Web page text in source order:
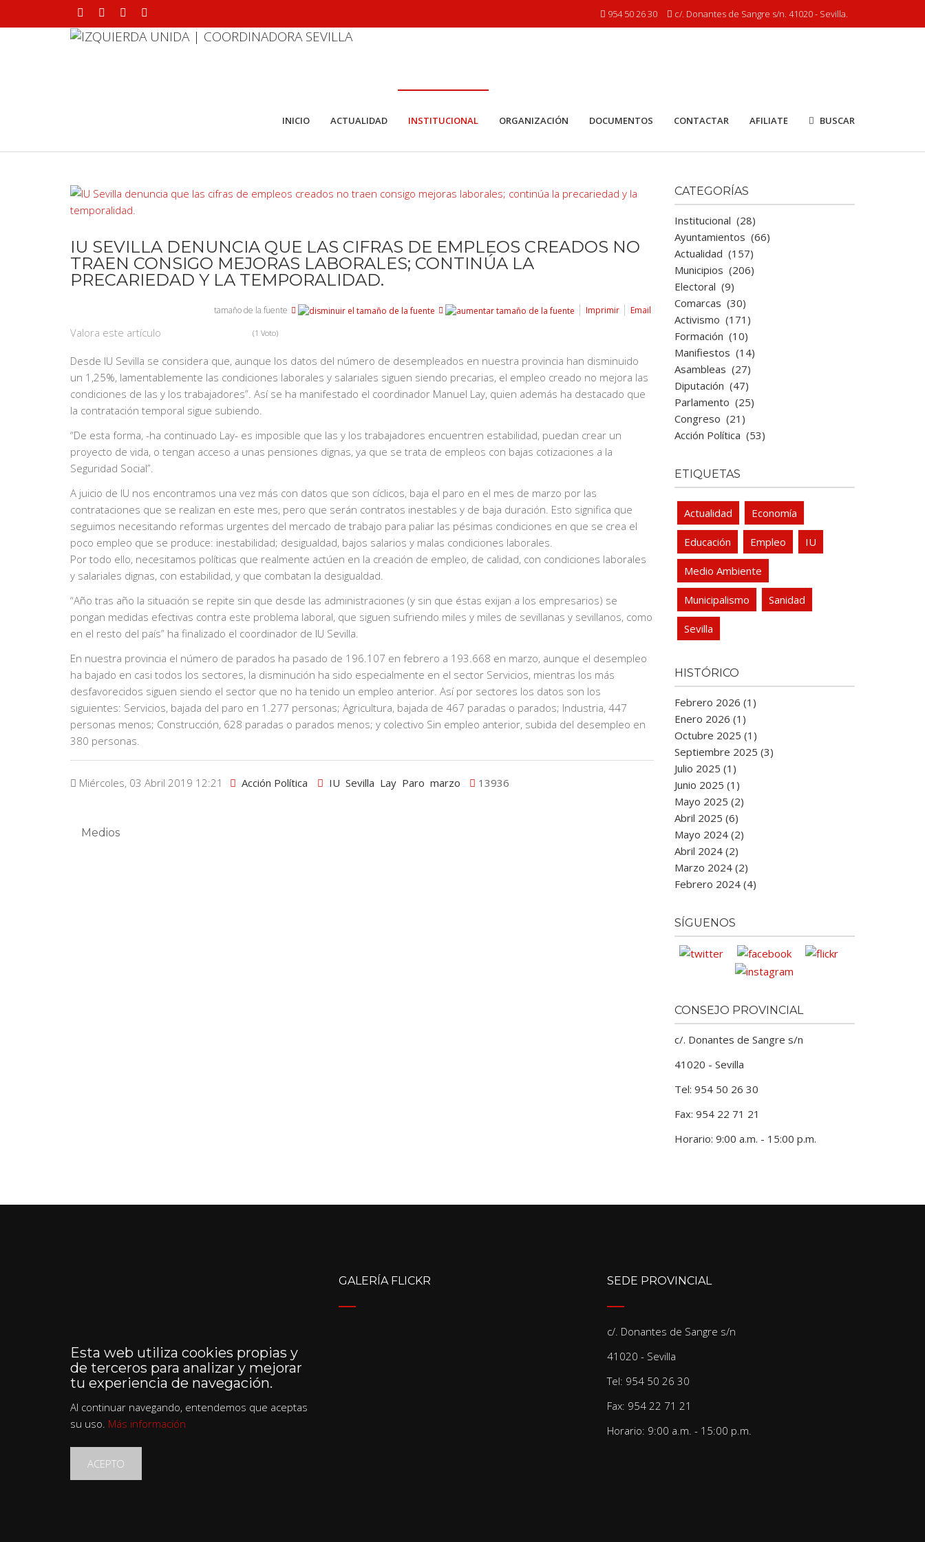
954 50 26 30 c/. Donantes de Sangre s/n. 41020 - Sevilla.
INICIO ACTUALIDAD INSTITUCIONAL ORGANIZACIÓN DOCUMENTOS CONTACTAR AFILIATE BUSCAR
IU SEVILLA DENUNCIA QUE LAS CIFRAS DE EMPLEOS CREADOS NO
TRAEN CONSIGO MEJORAS LABORALES; CONTINÚA LA
PRECARIEDAD Y LA TEMPORALIDAD.
tamaño de la fuente Imprimir Email
Valora este artículo (1 Voto)
Desde IU Sevilla se considera que, aunque los datos del número de desempleados en nuestra provincia han disminuido
un 1,25%, lamentablemente las condiciones laborales y salariales siguen siendo precarias, el empleo creado no mejora las
condiciones de las y los trabajadores”. Así se ha manifestado el coordinador Manuel Lay, quien además ha destacado que
la contratación temporal sigue subiendo.
“De esta forma, -ha continuado Lay- es imposible que las y los trabajadores encuentren estabilidad, puedan crear un
proyecto de vida, o tengan acceso a unas pensiones dignas, ya que se trata de empleos con bajas cotizaciones a la
Seguridad Social”.
A juicio de IU nos encontramos una vez más con datos que son cíclicos, baja el paro en el mes de marzo por las
contrataciones que se realizan en este mes, pero que serán contratos inestables y de baja duración. Esto significa que
seguimos necesitando reformas urgentes del mercado de trabajo para paliar las pésimas condiciones en que se crea el
poco empleo que se produce: inestabilidad; desigualdad, bajos salarios y malas condiciones laborales.
Por todo ello, necesitamos políticas que realmente actúen en la creación de empleo, de calidad, con condiciones laborales
y salariales dignas, con estabilidad, y que combatan la desigualdad.
“Año tras año la situación se repite sin que desde las administraciones (y sin que éstas exijan a los empresarios) se
pongan medidas efectivas contra este problema laboral, que siguen sufriendo miles y miles de sevillanas y sevillanos, como
en el resto del país” ha finalizado el coordinador de IU Sevilla.
En nuestra provincia el número de parados ha pasado de 196.107 en febrero a 193.668 en marzo, aunque el desempleo
ha bajado en casi todos los sectores, la disminución ha sido especialmente en el sector Servicios, mientras los más
desfavorecidos siguen siendo el sector que no ha tenido un empleo anterior. Así por sectores los datos son los
siguientes: Servicios, bajada del paro en 1.277 personas; Agricultura, bajada de 467 paradas o parados; Industria, 447
personas menos; Construcción, 628 paradas o parados menos; y colectivo Sin empleo anterior, subida del desempleo en
380 personas.
Miércoles, 03 Abril 2019 12:21 Acción Política IU Sevilla Lay Paro marzo 13936
Medios
CATEGORÍAS
Institucional (28)
Ayuntamientos (66)
Actualidad (157)
Municipios (206)
Electoral (9)
Comarcas (30)
Activismo (171)
Formación (10)
Manifiestos (14)
Asambleas (27)
Diputación (47)
Parlamento (25)
Congreso (21)
Acción Política (53)
ETIQUETAS
Actualidad Economía
Educación Empleo IU
Medio Ambiente
Municipalismo Sanidad
Sevilla
HISTÓRICO
Febrero 2026 (1)
Enero 2026 (1)
Octubre 2025 (1)
Septiembre 2025 (3)
Julio 2025 (1)
Junio 2025 (1)
Mayo 2025 (2)
Abril 2025 (6)
Mayo 2024 (2)
Abril 2024 (2)
Marzo 2024 (2)
Febrero 2024 (4)
SÍGUENOS
CONSEJO PROVINCIAL
c/. Donantes de Sangre s/n
41020 - Sevilla
Tel: 954 50 26 30
Fax: 954 22 71 21
Horario: 9:00 a.m. - 15:00 p.m.
Esta web utiliza cookies propias y
de terceros para analizar y mejorar
tu experiencia de navegación.
Al continuar navegando, entendemos que aceptas
su uso. Más información
ACEPTO
GALERÍA FLICKR SEDE PROVINCIAL
c/. Donantes de Sangre s/n
41020 - Sevilla
Tel: 954 50 26 30
Fax: 954 22 71 21
Horario: 9:00 a.m. - 15:00 p.m.